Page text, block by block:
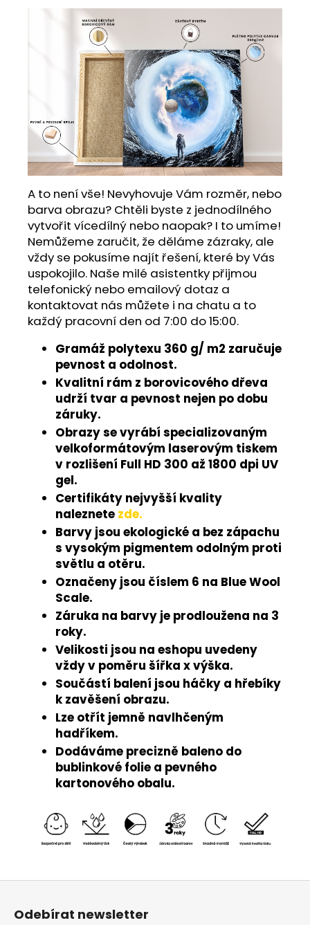
A to není vše! Nevyhovuje Vám rozměr, nebo
barva obrazu? Chtěli byste z jednodílného
vytvořit vícedílný nebo naopak? I to umíme!
Nemůžeme zaručit, že děláme zázraky, ale
vždy se pokusíme najít řešení, které by Vás
uspokojilo. Naše milé asistentky přijmou
telefonický nebo emailový dotaz a
kontaktovat nás můžete i na chatu a to
každý pracovní den od 7:00 do 15:00.
Gramáž polytexu 360 g/ m2 zaručuje
pevnost a odolnost.
Kvalitní rám z borovicového dřeva
udrží tvar a pevnost nejen po dobu
záruky.
Obrazy se vyrábí specializovaným
velkoformátovým laserovým tiskem
v rozlišení Full HD 300 až 1800 dpi UV
gel.
Certifikáty nejvyšší kvality
naleznete zde.
Barvy jsou ekologické a bez zápachu
s vysokým pigmentem odolným proti
světlu a otěru.
Označeny jsou číslem 6 na Blue Wool
Scale.
Záruka na barvy je prodloužena na 3
roky.
Velikosti jsou na eshopu uvedeny
vždy v poměru šířka x výška.
Součástí balení jsou háčky a hřebíky
k zavěšení obrazu.
Lze otřít jemně navlhčeným
hadříkem.
Dodáváme precizně baleno do
bublinkové folie a pevného
kartonového obalu.
Z
Odebírat newsletter